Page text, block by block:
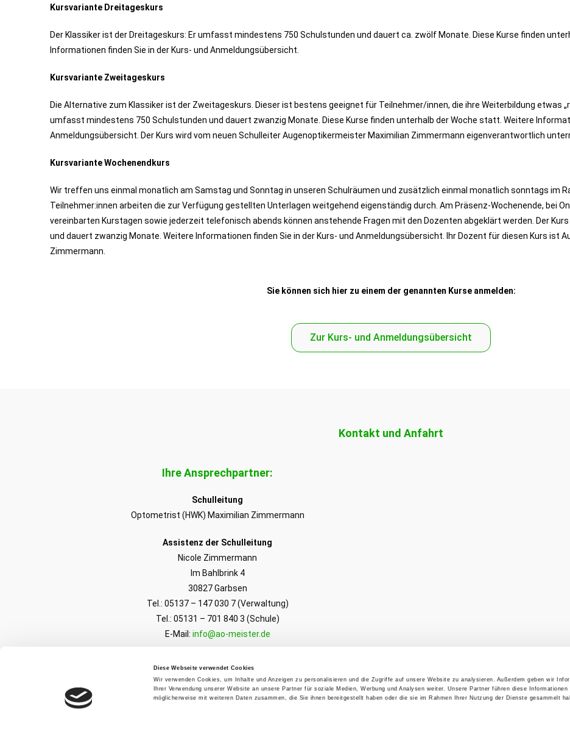
Diese Webseite verwendet Cookies
Wir verwenden Cookies, um Inhalte und Anzeigen zu personalisieren und die Zugriffe auf unsere Website zu analysieren. Außerdem geben wir
Ihrer Verwendung unserer Website an unsere Partner für soziale Medien, Werbung und Analysen weiter. Unsere Partner führen diese Informationen
möglicherweise mit weiteren Daten zusammen, die Sie ihnen bereitgestellt haben oder die sie im Rahmen Ihrer Nutzung der Dienste gesammelt
Kursvariante Dreitageskurs
Der Klassiker ist der Dreitageskurs: Er umfasst mindestens 750 Schulstunden und dauert ca. zwölf Monate. Diese Kurse finden
Informationen finden Sie in der Kurs- und Anmeldungsübersicht.
Kursvariante Zweitageskurs
Die Alternative zum Klassiker ist der Zweitageskurs. Dieser ist bestens geeignet für Teilnehmer/innen, die ihre Weiterbildung etwas
umfasst mindestens 750 Schulstunden und dauert zwanzig Monate. Diese Kurse finden unterhalb der Woche statt. Weitere
Anmeldungsübersicht. Der Kurs wird vom neuen Schulleiter Augenoptikermeister Maximilian Zimmermann eigenverantwortlich
Kursvariante Wochenendkurs
Wir treffen uns einmal monatlich am Samstag und Sonntag in unseren Schulräumen und zusätzlich einmal monatlich sonntags im
Teilnehmer:innen arbeiten die zur Verfügung gestellten Unterlagen weitgehend eigenständig durch. Am Präsenz-Wochenende, bei
vereinbarten Kurstagen sowie jederzeit telefonisch abends können anstehende Fragen mit den Dozenten abgeklärt werden. Der
und dauert zwanzig Monate. Weitere Informationen finden Sie in der Kurs- und Anmeldungsübersicht. Ihr Dozent für diesen Kurs ist
Zimmermann.
Sie können sich hier zu einem der genannten Kurse anmelden:
Zur Kurs- und Anmeldungsübersicht
Kontakt und Anfahrt
Ihre Ansprechpartner:
Schulleitung
Optometrist (HWK) Maximilian Zimmermann
Assistenz der Schulleitung
Nicole Zimmermann
Im Bahlbrink 4
30827 Garbsen
Tel.: 05137 – 147 030 7 (Verwaltung)
Tel.: 05131 – 701 840 3 (Schule)
E-Mail: info@ao-meister.de
Montag: 09:00 – 10:00 und 19:00 – 21:00
Mittwoch:09:00 – 10:00 und 19:00 – 21:00